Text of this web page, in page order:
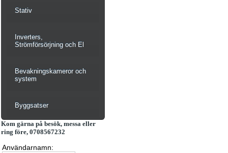
Stativ
Inverters,
Strömförsörjning och El
Bevakningskameror och
system
Byggsatser
Kom gärna på besök, messa eller
ring före, 0708567232
Användarnamn: